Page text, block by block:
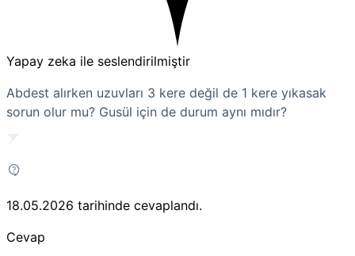
Yapay zeka ile seslendirilmiştir
Abdest alırken uzuvları 3 kere değil de 1 kere yıkasak
sorun olur mu? Gusül için de durum aynı mıdır?
18.05.2026 tarihinde cevaplandı.
Cevap